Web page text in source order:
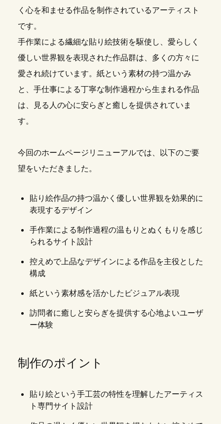
く心を和ませる作品を制作されているアーティスト
です。
手作業による繊細な貼り絵技術を駆使し、愛らしく
優しい世界観を表現された作品群は、多くの方々に
愛され続けています。紙という素材の持つ温かみ
と、手仕事による丁寧な制作過程から生まれる作品
は、見る人の心に安らぎと癒しを提供されていま
す。
今回のホームページリニューアルでは、以下のご要
望をいただきました。
貼り絵作品の持つ温かく優しい世界観を効果的に
表現するデザイン
手作業による制作過程の温もりとぬくもりを感じ
られるサイト設計
控えめで上品なデザインによる作品を主役とした
構成
紙という素材感を活かしたビジュアル表現
訪問者に癒しと安らぎを提供する心地よいユーザ
ー体験
制作のポイント
貼り絵という手工芸の特性を理解したアーティス
ト専門サイト設計